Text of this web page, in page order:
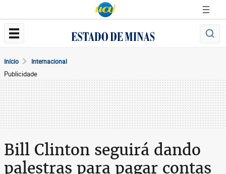
Início Internacional
Publicidade
Bill Clinton seguirá dando
palestras para pagar contas